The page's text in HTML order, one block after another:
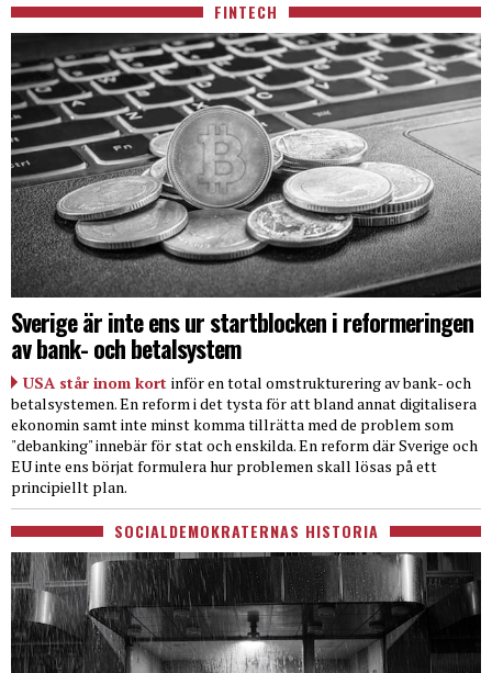
FINTECH
Sverige är inte ens ur startblocken i reformeringen
av bank- och betalsystem
USA står inom kort inför en total omstrukturering av bank- och
betalsystemen. En reform i det tysta för att bland annat digitalisera
ekonomin samt inte minst komma tillrätta med de problem som
"debanking" innebär för stat och enskilda. En reform där Sverige och
EU inte ens börjat formulera hur problemen skall lösas på ett
principiellt plan.
SOCIALDEMOKRATERNAS HISTORIA